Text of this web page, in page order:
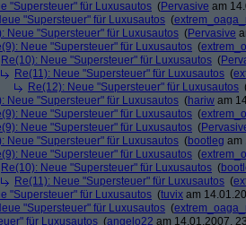
"Supersteuer" für Luxusautos (Pervasive am
"Supersteuer" für Luxusautos (
Neue "Supersteuer" für Luxusautos (Pervasive
Neue "Supersteuer" für Luxusautos (
Re(10): Neue "Supersteuer" für Luxusautos (
Re(11): Neue "Supersteuer" für Luxusautos (
Re(12): Neue "Supersteuer" für Luxusautos
Neue "Supersteuer" für Luxusautos (hariw am
Neue "Supersteuer" für Luxusautos (
Neue "Supersteuer" für Luxusautos (
Neue "Supersteuer" für Luxusautos (bootleg am
Neue "Supersteuer" für Luxusautos (
Re(10): Neue "Supersteuer" für Luxusautos (
Re(11): Neue "Supersteuer" für Luxusautos (
"Supersteuer" für Luxusautos (tuvix am
"Supersteuer" für Luxusautos (
für Luxusautos (angelo22 am 14.01.2007,